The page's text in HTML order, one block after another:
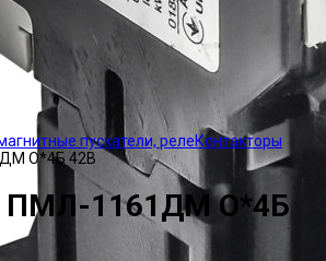
пускатели, релеКонтакторы
О*4Б 42В
ПМЛ-1161ДМ О*4Б